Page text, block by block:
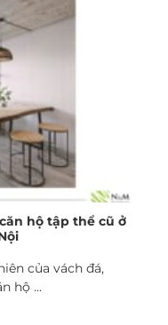
hộ tập thể cũ ở
của vách đá,
hộ ...